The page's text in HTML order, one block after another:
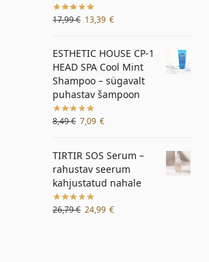
17,99€ 13,39 €
ESTHETIC HOUSE CP-1
HEAD SPA Cool Mint
Shampoo – sügavalt
puhastav šampoon
8,49€ 7,09 €
TIRTIR SOS Serum –
rahustav seerum
kahjustatud nahale
26,79€ 24,99 €